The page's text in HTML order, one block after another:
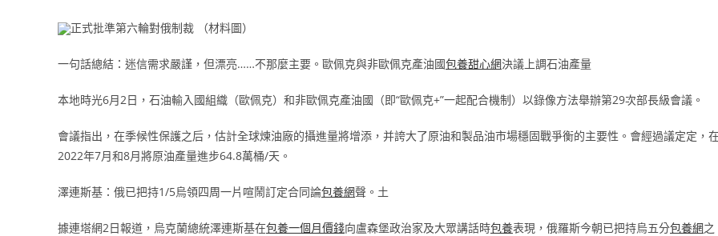
正式批準第六輪對俄制裁 （材料圖）
一句話總結：迷信需求嚴謹，但漂亮……不那麼主要。歐佩克與非歐佩克產油國包養甜心網決議上調石油產量
本地時光6月2日，石油輸入國組織（歐佩克）和非歐佩克產油國（即“歐佩克+”一起配合機制）以錄像方法舉辦第29次部長級會議。
會議指出，在季候性保護之后，估計全球煉油廠的攝進量將增添，并誇大了原油和製品油市場穩固戰爭衡的主要性。會經過議定定，
2022年7月和8月將原油產量進步64.8萬桶/天。
澤連斯基：俄已把持1/5烏領四周一片喧鬧訂定合同論包養網聲。土
據連塔網2日報道，烏克蘭總統澤連斯基在包養一個月價錢向盧森堡政治家及大眾講話時包養表現，俄羅斯今朝已把持烏五分包養網之